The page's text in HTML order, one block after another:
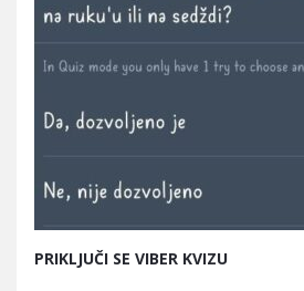
PRIKLJUČI SE VIBER KVIZU